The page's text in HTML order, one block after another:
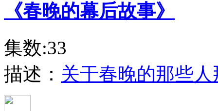
《春晚的幕后故事》
集数:33
描述： 关于春晚的那些